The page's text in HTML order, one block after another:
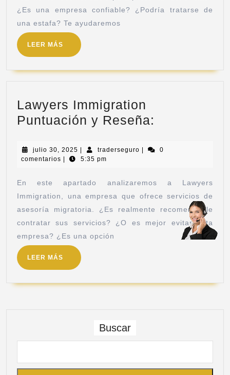
¿Es una empresa confiable? ¿Podría tratarse de
una estafa? Te ayudaremos
LEER MÁS
Lawyers Immigration
Puntuación y Reseña:
julio 30, 2025 | traderseguro |
0
comentarios | 5:35 pm
En este apartado analizaremos a Lawyers
Immigration, una empresa que ofrece servicios de
asesoría migratoria. ¿Es realmente recomendable
contratar sus servicios? ¿O es mejor evitar esta
empresa? ¿Es una opción
LEER MÁS
Buscar